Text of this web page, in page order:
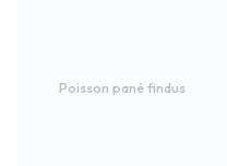
Poisson pané findus